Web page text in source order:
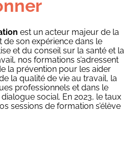
est un acteur majeur de la
de son expérience dans le
et du conseil sur la santé et la
nos formations s’adressent
la prévention pour les aider
la qualité de vie au travail, la
professionnels et dans le
social. En 2023, le taux
sessions de formation s’élève